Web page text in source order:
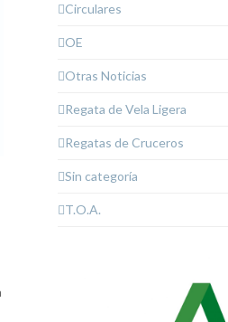
Circulares
OE
Otras Noticias
Regata de Vela Ligera
Regatas de Cruceros
Sin categoría
T.O.A.